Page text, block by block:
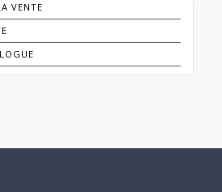
VENTE